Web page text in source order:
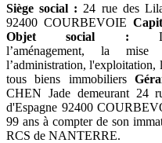
Siège social : 24 rue des
92400 COURBEVOIE
Objet social :
l’aménagement, la
l’administration, l'exploitation,
tous biens immobiliers
CHEN Jade demeurant 24
d'Espagne 92400
99 ans à compter de son
RCS de NANTERRE.